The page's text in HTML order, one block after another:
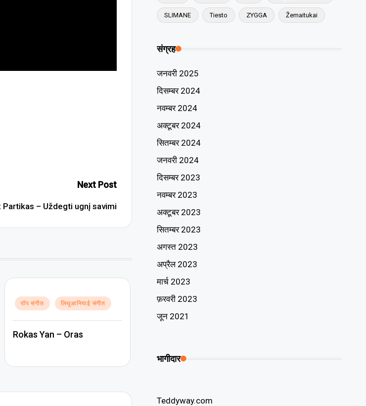
Next Post
Partikas – Uždegti ugnį savimi
Posted
पॉप संगीत लिथुआनियाई संगीत
Rokas Yan – Oras
SLIMANE Tiesto ZYGGA Žemaitukai
संग्रह
जनवरी 2025
दिसम्बर 2024
नवम्बर 2024
अक्टूबर 2024
सितम्बर 2024
जनवरी 2024
दिसम्बर 2023
नवम्बर 2023
अक्टूबर 2023
सितम्बर 2023
अगस्त 2023
अप्रैल 2023
मार्च 2023
फ़रवरी 2023
जून 2021
भागीदार
Teddyway.com